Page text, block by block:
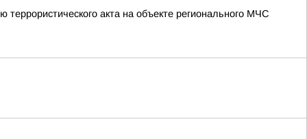
акта на объекте регионального МЧС